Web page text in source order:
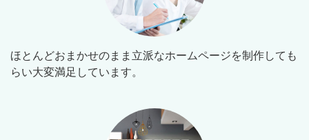
ほとんどおまかせのまま立派なホームページを制作しても
らい大変満足しています。